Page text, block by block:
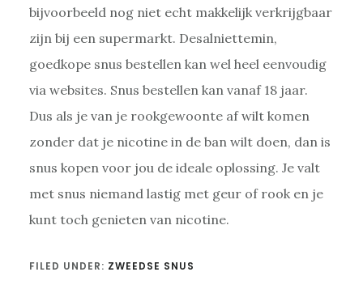
bijvoorbeeld nog niet echt makkelijk verkrijgbaar
zijn bij een supermarkt. Desalniettemin,
goedkope snus bestellen kan wel heel eenvoudig
via websites. Snus bestellen kan vanaf 18 jaar.
Dus als je van je rookgewoonte af wilt komen
zonder dat je nicotine in de ban wilt doen, dan is
snus kopen voor jou de ideale oplossing. Je valt
met snus niemand lastig met geur of rook en je
kunt toch genieten van nicotine.
FILED UNDER: ZWEEDSE SNUS